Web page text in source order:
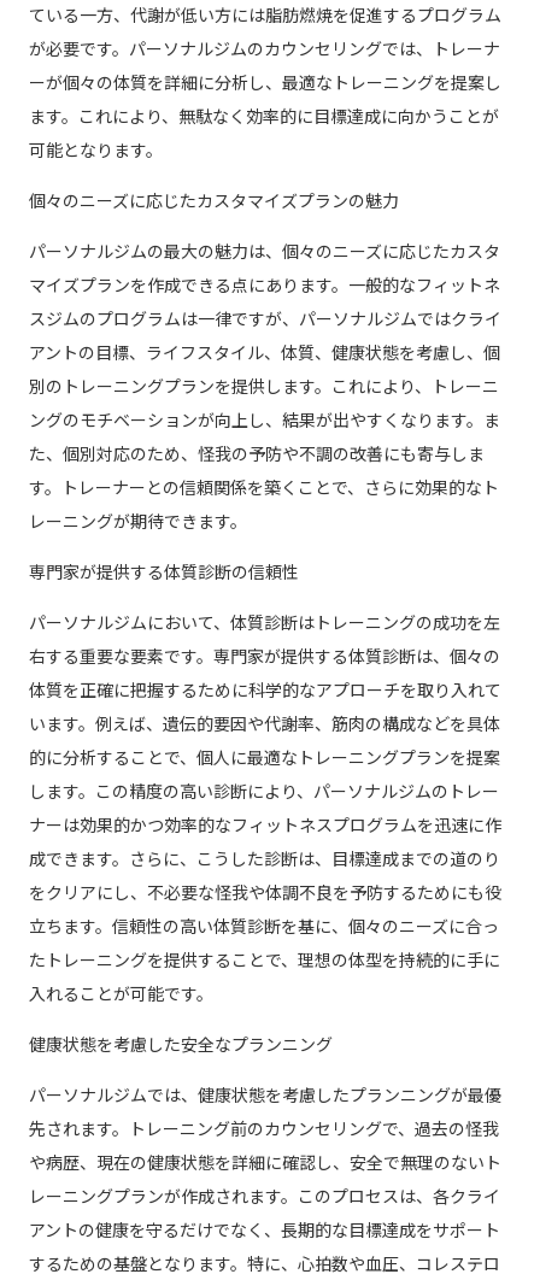
ている一方、代謝が低い方には脂肪燃焼を促進するプログラム
が必要です。パーソナルジムのカウンセリングでは、トレーナ
ーが個々の体質を詳細に分析し、最適なトレーニングを提案し
ます。これにより、無駄なく効率的に目標達成に向かうことが
可能となります。
個々のニーズに応じたカスタマイズプランの魅力
パーソナルジムの最大の魅力は、個々のニーズに応じたカスタ
マイズプランを作成できる点にあります。一般的なフィットネ
スジムのプログラムは一律ですが、パーソナルジムではクライ
アントの目標、ライフスタイル、体質、健康状態を考慮し、個
別のトレーニングプランを提供します。これにより、トレーニ
ングのモチベーションが向上し、結果が出やすくなります。ま
た、個別対応のため、怪我の予防や不調の改善にも寄与しま
す。トレーナーとの信頼関係を築くことで、さらに効果的なト
レーニングが期待できます。
専門家が提供する体質診断の信頼性
パーソナルジムにおいて、体質診断はトレーニングの成功を左
右する重要な要素です。専門家が提供する体質診断は、個々の
体質を正確に把握するために科学的なアプローチを取り入れて
います。例えば、遺伝的要因や代謝率、筋肉の構成などを具体
的に分析することで、個人に最適なトレーニングプランを提案
します。この精度の高い診断により、パーソナルジムのトレー
ナーは効果的かつ効率的なフィットネスプログラムを迅速に作
成できます。さらに、こうした診断は、目標達成までの道のり
をクリアにし、不必要な怪我や体調不良を予防するためにも役
立ちます。信頼性の高い体質診断を基に、個々のニーズに合っ
たトレーニングを提供することで、理想の体型を持続的に手に
入れることが可能です。
健康状態を考慮した安全なプランニング
パーソナルジムでは、健康状態を考慮したプランニングが最優
先されます。トレーニング前のカウンセリングで、過去の怪我
や病歴、現在の健康状態を詳細に確認し、安全で無理のないト
レーニングプランが作成されます。このプロセスは、各クライ
アントの健康を守るだけでなく、長期的な目標達成をサポート
するための基盤となります。特に、心拍数や血圧、コレステロ